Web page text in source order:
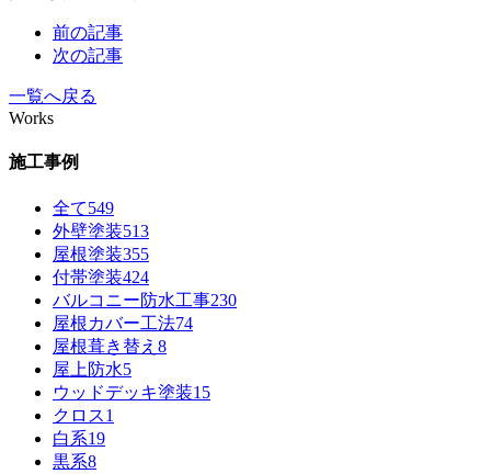
前の記事
次の記事
一覧へ戻る
Works
施工事例
全て549
外壁塗装513
屋根塗装355
付帯塗装424
バルコニー防水工事230
屋根カバー工法74
屋根葺き替え 8
屋上防水5
ウッドデッキ塗装15
クロス1
白系19
黒系8